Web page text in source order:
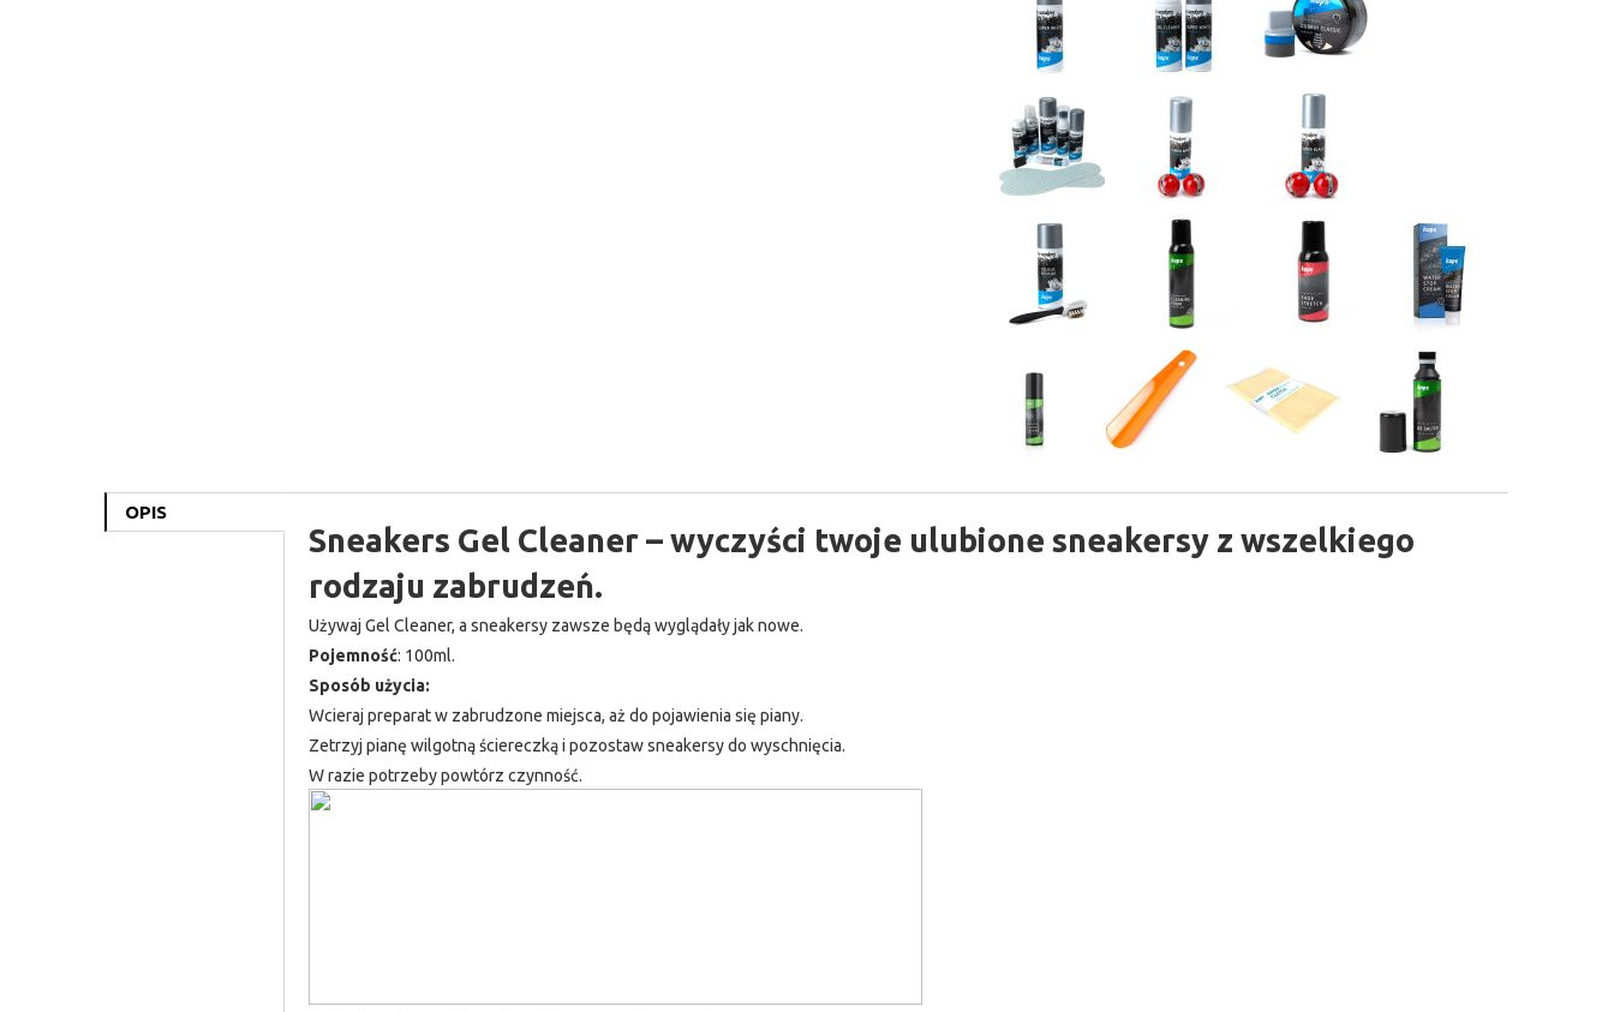
OPIS
Sneakers Gel Cleaner – wyczyści twoje ulubione sneakersy z wszelkiego
rodzaju zabrudzeń.
Używaj Gel Cleaner, a sneakersy zawsze będą wyglądały jak nowe.
Pojemność: 100ml.
Sposób użycia:
Wcieraj preparat w zabrudzone miejsca, aż do pojawienia się piany.
Zetrzyj pianę wilgotną ściereczką i pozostaw sneakersy do wyschnięcia.
W razie potrzeby powtórz czynność.